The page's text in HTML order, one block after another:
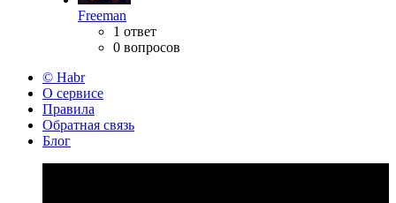
Freeman
1 ответ
0 вопросов
© Habr
О сервисе
Правила
Обратная связь
Блог